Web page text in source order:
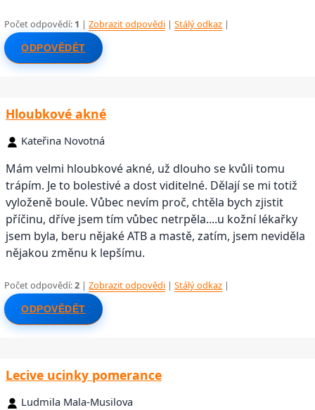
Počet odpovědí: 1 |Zobrazit odpovědi |Stálý odkaz |
ODPOVĚDĚT
Hloubkové akné
Kateřina Novotná
Mám velmi hloubkové akné, už dlouho se kvůli tomu
trápím. Je to bolestivé a dost viditelné. Dělají se mi totiž
vyloženě boule. Vůbec nevím proč, chtěla bych zjistit
příčinu, dříve jsem tím vůbec netrpěla....u kožní lékařky
jsem byla, beru nějaké ATB a mastě, zatím, jsem neviděla
nějakou změnu k lepšímu.
Počet odpovědí:2 |Zobrazit odpovědi |Stálý odkaz |
ODPOVĚDĚT
Lecive ucinky pomerance
Ludmila Mala-Musilova